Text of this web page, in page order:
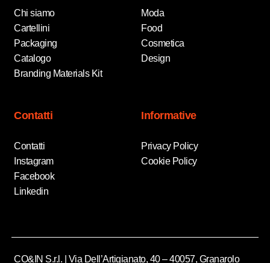
Chi siamo
Cartellini
Packaging
Catalogo
Branding Materials Kit
Moda
Food
Cosmetica
Design
Contatti
Contatti
Instagram
Facebook
Linkedin
Informative
Privacy Policy
Cookie Policy
CO&IN S.r.l. | Via Dell’Artigianato, 40 – 40057, Granarolo